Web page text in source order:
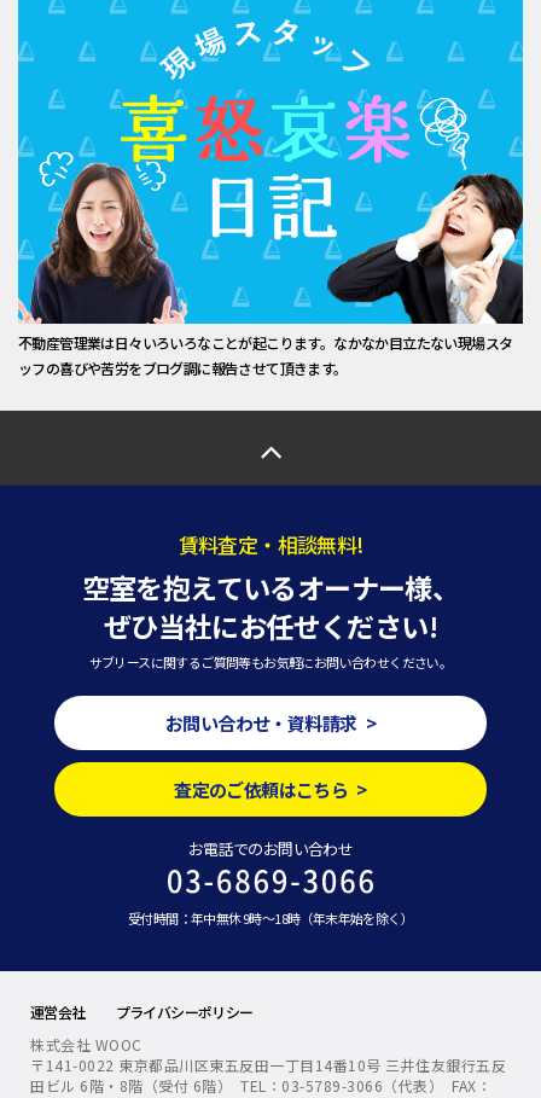
不動産管理業は日々いろいろなことが起こります。なかなか目立たない現場スタ
ッフの喜びや苦労をブログ調に報告させて頂きます。
賃料査定・相談無料!
空室を抱えているオーナー様、
ぜひ当社にお任せください!
サブリースに関するご質問等もお気軽にお問い合わせください。
お問い合わせ・資料請求 >
査定のご依頼はこちら >
お電話でのお問い合わせ
受付時間：年中無休 9時～18時（年末年始を除く）
運営会社
プライバシーポリシー
株式会社 WOOC
〒141-0022 東京都品川区東五反田一丁目14番10号 三井住友銀行五反
田ビル 6階・8階（受付 6階） TEL：03-5789-3066（代表） FAX：